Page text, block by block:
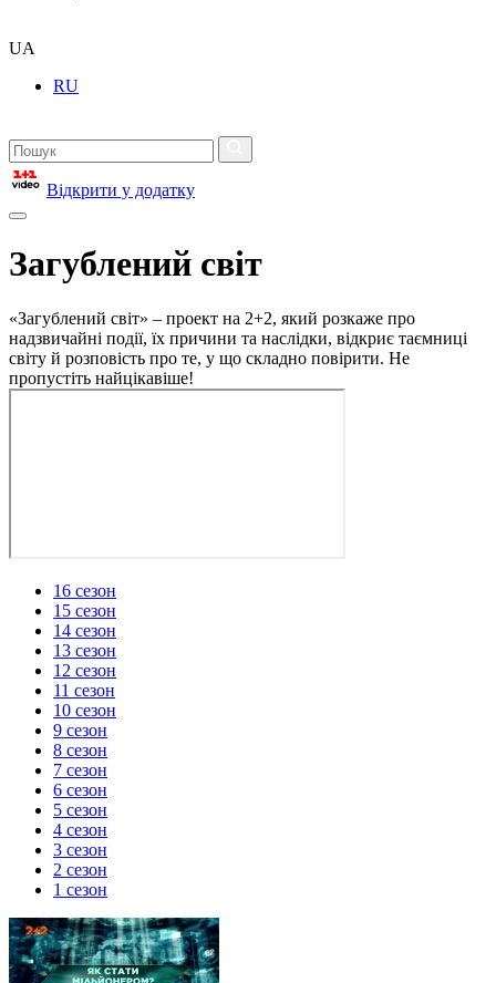
UA
RU
Відкрити у додатку
Загублений світ
«Загублений світ» – проект на 2+2, який розкаже про
надзвичайні події, їх причини та наслідки, відкриє таємниці
світу й розповість про те, у що складно повірити. Не
пропустіть найцікавіше!
16 сезон
15 сезон
14 сезон
13 сезон
12 сезон
11 сезон
10 сезон
9 сезон
8 сезон
7 сезон
6 сезон
5 сезон
4 сезон
3 сезон
2 сезон
1 сезон